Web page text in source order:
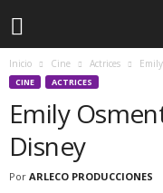
Inicio Cine Actrices
CINE ACTRICES
Emily
Disney
Por ARLECO PRODUCCIONES